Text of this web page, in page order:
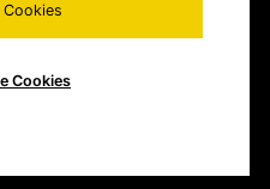
Cookies